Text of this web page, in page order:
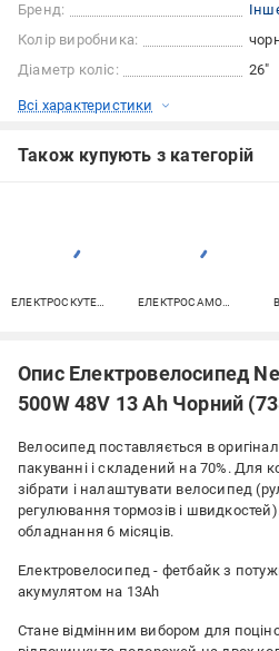
Бренд:
Колір виробника:
Діаметр коліс:
26"
Всі характеристики
Також купують з категорій
Опис Електровелосипед
500W 48V 13 Ah Чорний
Велосипед поставляється в
пакуванні і складений на 70%. Для
зібрати і налаштувати велосипед
регулювання тормозів і
обладнання 6 місяців.
Електровелосипед - фетбайк з
акумулятом на 13Ah
Cтане відмінним вибором для